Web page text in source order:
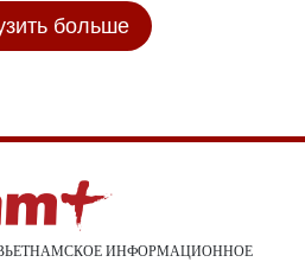
больше
ИНФОРМАЦИОННОЕ